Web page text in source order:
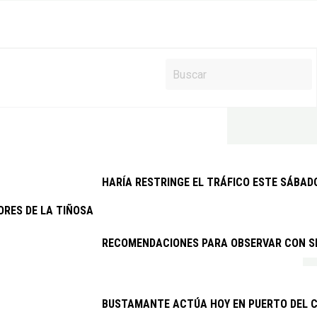
DE LA TIÑOSA DENUNCIAN LOS CONTINUOS CORTES DE LUZ
HARÍA RESTRINGE EL TRÁFICO ESTE
RECOMENDACIONES PARA OBSERVAR CON
BUSTAMANTE ACTÚA HOY EN PUERTO DEL